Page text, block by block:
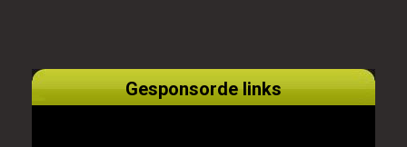
Gesponsorde links